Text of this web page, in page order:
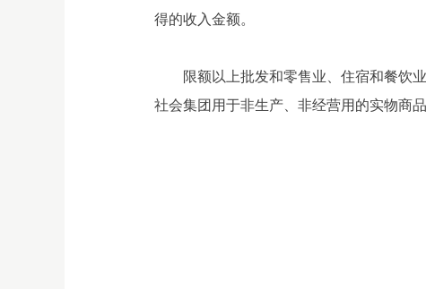
得的收入金额。
限额以上批发和零售业、住宿和餐饮
社会集团用于非生产、非经营用的实物商